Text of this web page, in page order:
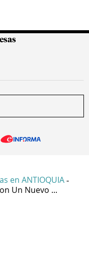
en ANTIOQUIA -
Un Nuevo ...